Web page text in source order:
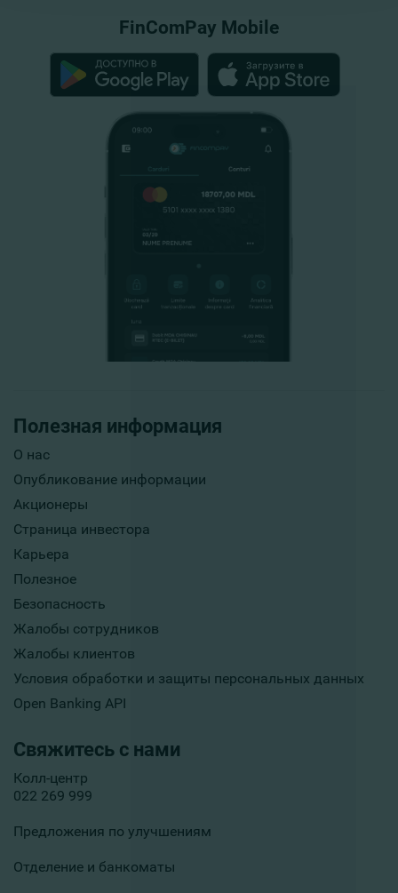
Полезная информация
О нас
Опубликование информации
Акционеры
Страница инвестора
Карьера
Полезное
Безопасность
Жалобы сотрудников
Жалобы клиентов
Условия обработки и защиты персональных данных
Open Banking API
Свяжитесь с нами
Колл-центр
022 269 999
Предложения по улучшениям
Отделение и банкоматы
FinComPay Mobile